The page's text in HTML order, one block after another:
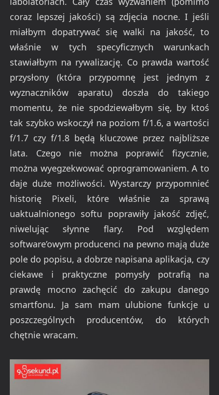
coraz lepszej jakości) są zdjęcia nocne. I jeśli
miałbym dopatrywać się walki na jakość, to
właśnie w tych specyficznych warunkach
stawiałbym na rywalizację. Co prawda wartość
przysłony (która przypomnę jest jednym z
wyznaczników aparatu) doszła do takiego
momentu, że nie spodziewałbym się, by ktoś
tak szybko wskoczył na poziom f/1.6, a wartości
f/1.7 czy f/1.8 będą kluczowe przez najbliższe
lata. Czego nie można poprawić fizycznie,
można wyegzekwować oprogramowaniem. A to
daje duże możliwości. Wystarczy przypomnieć
historię Pixeli, które właśnie za sprawą
uaktualnionego softu poprawiły jakość zdjęć,
niwelując słynne flary. Pod względem
software’owym producenci na pewno mają duże
pole do popisu, a dobrze napisana aplikacja, czy
ciekawe i praktyczne pomysły potrafią na
prawdę mocno zachęcić do zakupu danego
smartfonu. Ja sam mam ulubione funkcje u
poszczególnych producentów, do których
chętnie wracam.